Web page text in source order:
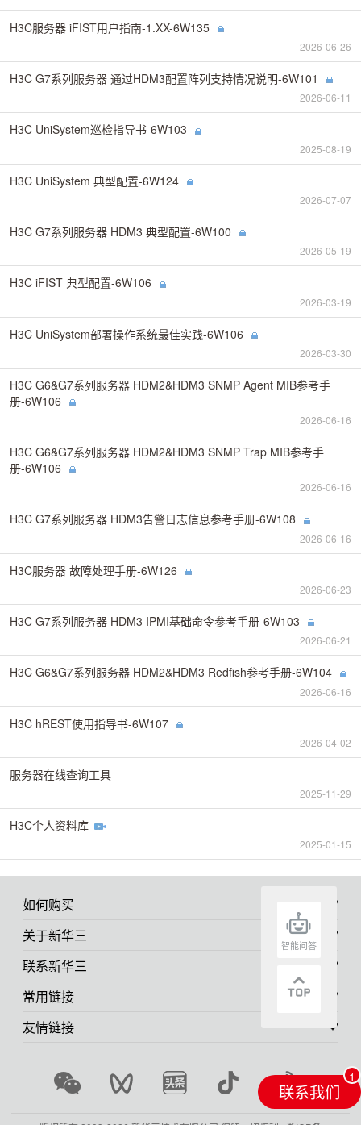
H3C服务器 iFIST用户指南-1.XX-6W135
2026-06-26
H3C G7系列服务器 通过HDM3配置阵列支持情况说明-6W101
2026-06-11
H3C UniSystem巡检指导书-6W103
2025-08-19
H3C UniSystem 典型配置-6W124
2026-07-07
H3C G7系列服务器 HDM3 典型配置-6W100
2026-05-19
H3C iFIST 典型配置-6W106
2026-03-19
H3C UniSystem部署操作系统最佳实践-6W106
2026-03-30
H3C G6&G7系列服务器 HDM2&HDM3 SNMP Agent MIB参考手
册-6W106
2026-06-16
H3C G6&G7系列服务器 HDM2&HDM3 SNMP Trap MIB参考手
册-6W106
2026-06-16
H3C G7系列服务器 HDM3告警日志信息参考手册-6W108
2026-06-16
H3C服务器 故障处理手册-6W126
2026-06-23
H3C G7系列服务器 HDM3 IPMI基础命令参考手册-6W103
2026-06-21
H3C G6&G7系列服务器 HDM2&HDM3 Redfish参考手册-6W104
2026-06-16
H3C hREST使用指导书-6W107
2026-04-02
服务器在线查询工具
2025-11-29
H3C个人资料库
2025-01-15
如何购买
关于新华三
联系新华三
常用链接
友情链接
联系我们
智能问答